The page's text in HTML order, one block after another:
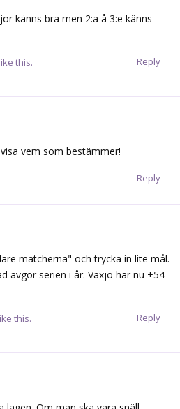
känns bra men 2:a å 3:e känns
Reply
like this.
vem som bestämmer!
Reply
matcherna" och trycka in lite mål.
avgör serien i år. Växjö har nu +54
Reply
this.